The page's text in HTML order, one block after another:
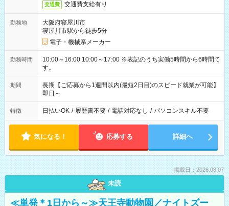
交通費 交通費支給有り
勤務地
大阪府寝屋川市
寝屋川市駅から徒歩5分
電子・機械系メーカー
勤務時間
10:00～16:00 10:00～17:00 ※表記のうち実働5時間から6時間で
す。
期間
長期【ご応募から1週間以内(最短2日目)のスピード就業が可能】
即日～
特徴 日払いOK / 履歴書不要 / 電話対応なし / パソコンスキル不要
気になる！ 応募する 詳細へ
掲載日：2026.08.07
未読
≪単発＊1日から～≫天王寺動物園／ナイトズー